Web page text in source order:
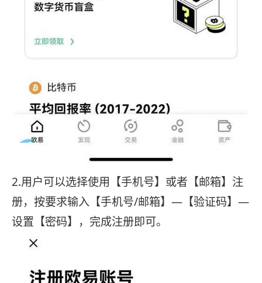
2.用户可以选择使用【手机号】或者【邮箱】注
册，按要求输入【手机号/邮箱】—【验证码】—
设置【密码】，完成注册即可。